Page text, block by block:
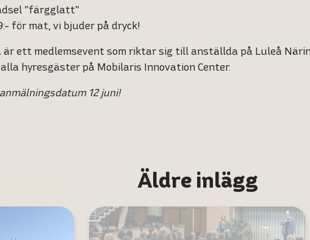
”färgglatt”
för mat, vi bjuder på dryck!
är ett medlemsevent som riktar sig till anställda på Luleå
hyresgäster på Mobilaris Innovation Center.
12 juni!
Äldre inlägg